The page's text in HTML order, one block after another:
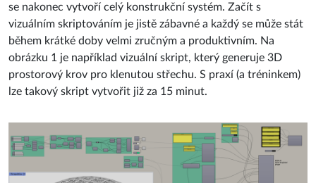
se nakonec vytvoří celý konstrukční systém. Začít s
vizuálním skriptováním je jistě zábavné a každý se může stát
během krátké doby velmi zručným a produktivním. Na
obrázku 1 je například vizuální skript, který generuje 3D
prostorový krov pro klenutou střechu. S praxí (a tréninkem)
lze takový skript vytvořit již za 15 minut.